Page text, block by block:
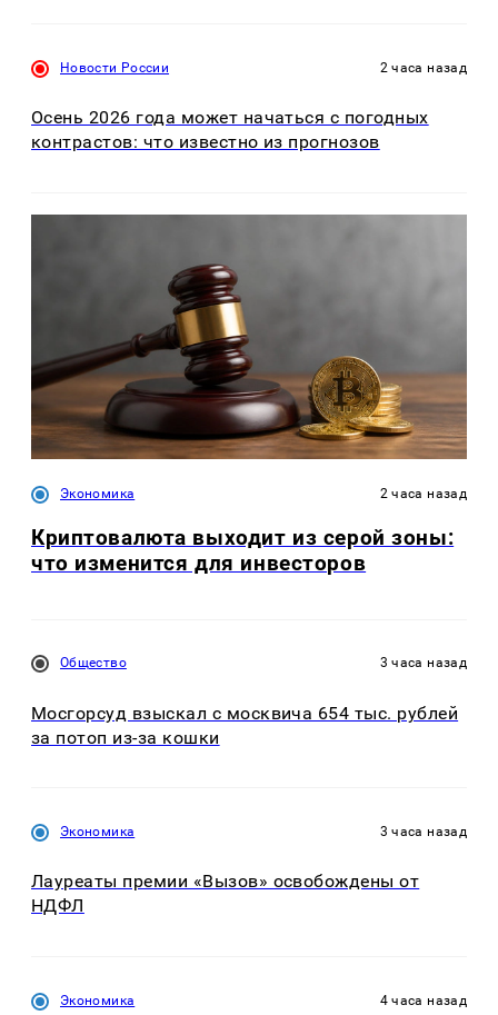
Новости России 2 часа назад
Осень 2026 года может начаться с погодных
контрастов: что известно из прогнозов
Экономика 2 часа назад
Криптовалюта выходит из серой зоны:
что изменится для инвесторов
Общество 3 часа назад
Мосгорсуд взыскал с москвича 654 тыс. рублей
за потоп из-за кошки
Экономика 3 часа назад
Лауреаты премии «Вызов» освобождены от
НДФЛ
Экономика 4 часа назад